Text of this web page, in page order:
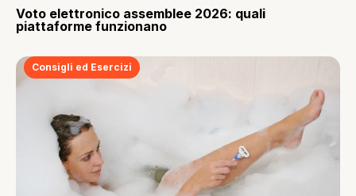
Voto elettronico assemblee 2026: quali
piattaforme funzionano
Consigli ed Esercizi